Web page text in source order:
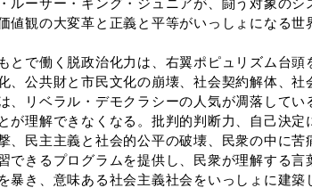
ルーサー・キング・ジュニアが、闘う対象の
値観の大変革と正義と平等がいっしょになる
で働く脱政治化力は、右翼ポピュリズム台
、公共財と市民文化の崩壊、社会契約解体、
、リベラル・デモクラシーの人気が凋落して
が理解できなくなる。批判的判断力、自己決
、民主主義と社会的公平の破壊、民衆の中に
できるプログラムを提供し、民衆が理解する
暴き、意味ある社会主義社会をいっしょに建